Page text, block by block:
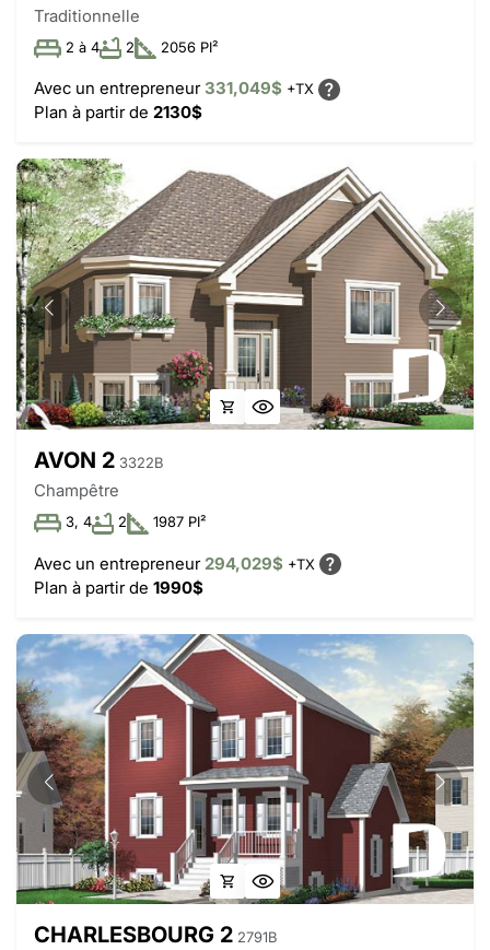
Traditionnelle
2 à 4 2 2056 PI²
Avec un entrepreneur331,049$ +TX
Plan à partir de 2130$
AVON 2 3322B
Champêtre
3, 4 2 1987 PI²
Avec un entrepreneur 294,029$ +TX
Plan à partir de 1990$
CHARLESBOURG 2 2791B